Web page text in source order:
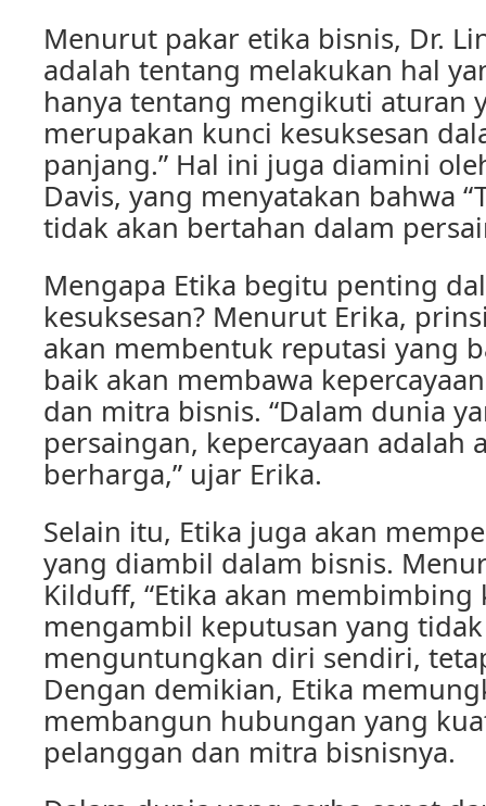
Menurut pakar etika bisnis, Dr.
adalah tentang melakukan hal
hanya tentang mengikuti aturan
merupakan kunci kesuksesan
panjang.” Hal ini juga diamini
Davis, yang menyatakan bahwa
tidak akan bertahan dalam
Mengapa Etika begitu penting
kesuksesan? Menurut Erika,
akan membentuk reputasi yang
baik akan membawa
dan mitra bisnis. “Dalam dunia
persaingan, kepercayaan adalah
berharga,” ujar Erika.
Selain itu, Etika juga akan
yang diambil dalam bisnis.
Kilduff, “Etika akan membimbing
mengambil keputusan yang
menguntungkan diri sendiri,
Dengan demikian, Etika
membangun hubungan yang
pelanggan dan mitra bisnisnya.